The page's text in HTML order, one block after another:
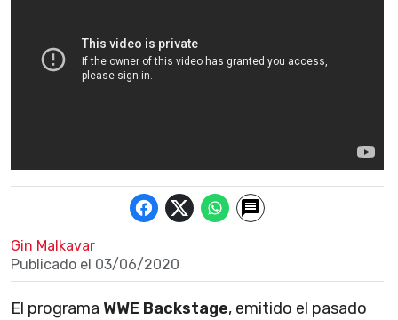
Gin Malkavar
Publicado el 03/06/2020
El programa WWE Backstage, emitido el pasado